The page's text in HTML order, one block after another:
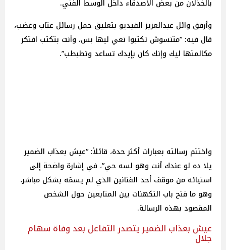
بالخذلان من بعض الأصدقاء داخل الوسط الفني.
وأرفق وائل عبدالعزيز الفيديو بتعليق حمل رسائل عتاب وغضب،
قال فيه: “متنسوش تكتبوا نعي ليها بس، وأنت بتكتب افتكر
مكالمتها ليك وإنك كان بإيدك تساعد وتطبطب”.
واختتم رسالته بعبارات أكثر حدة، قائلاً: “عيش بعذاب الضمير
يلا ده لو عندك أنت وهو لسه حي”، في إشارة واضحة إلى
استيائه من موقف أحد الفنانين الذي لم يسمّه بشكل مباشر،
وهو ما فتح باب التكهنات بين المتابعين حول الشخص
المقصود بهذه الرسالة.
عيش بعذاب الضمير يتصدر التفاعل بعد وفاة سهام
جلال